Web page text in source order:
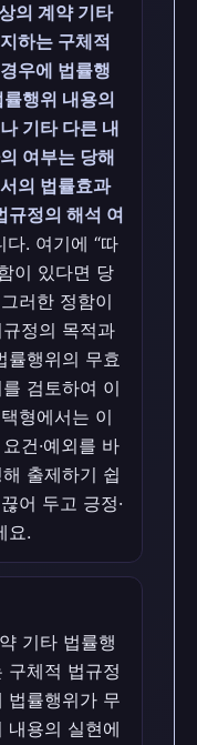
의 계약 기타
하는 구체적
우에 법률행
행위 내용의
기타 다른 내
여부는 당해
의 법률효과
규정의 해석 여
다. 여기에 “따
이 있다면 당
러한 정함이
정의 목적과
률행위의 무효
검토하여 이
형에서는 이
건·예외를 바
출제하기 쉽
어 두고 긍정·
요.
기타 법률행
구체적 법규정
법률행위가 무
내용의 실현에